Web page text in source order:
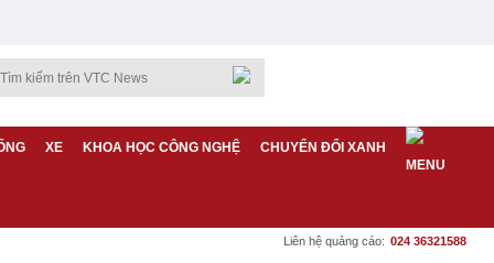
XE KHOA HỌC CÔNG NGHỆ CHUYỂN ĐỔI XANH
Liên hệ quảng cáo: 024 36321588